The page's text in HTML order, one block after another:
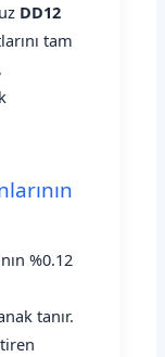
DD12
tam
%0.12
tanır.